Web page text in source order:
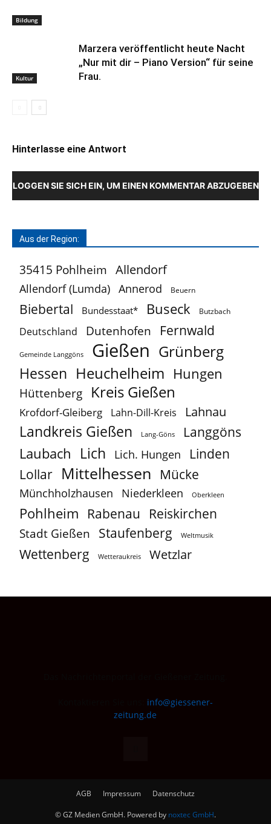
Bildung
Kultur
Marzera veröffentlicht heute Nacht
„Nur mit dir – Piano Version“ für seine
Frau.
Hinterlasse eine Antwort
LOGGEN SIE SICH EIN, UM EINEN KOMMENTAR ABZUGEBEN
Aus der Region:
35415 Pohlheim Allendorf
Allendorf (Lumda) Annerod Beuern
Biebertal Bundesstaat* Buseck Butzbach
Deutschland Dutenhofen Fernwald
Gemeinde Langgöns Gießen Grünberg
Hessen Heuchelheim Hungen
Hüttenberg Kreis Gießen
Krofdorf-Gleiberg Lahn-Dill-Kreis Lahnau
Landkreis Gießen Lang-Göns Langgöns
Laubach Lich Lich. Hungen
Linden
Lollar Mittelhessen Mücke
Münchholzhausen Niederkleen Oberkleen
Pohlheim Rabenau Reiskirchen
Stadt Gießen Staufenberg Weltmusik
Wettenberg Wetteraukreis Wetzlar
info@giessener-
zeitung.de
AGB Impressum Datenschutz
© GZ Medien GmbH. Powered by noxtec GmbH.